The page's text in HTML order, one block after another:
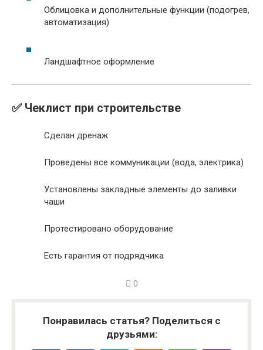
Облицовка и дополнительные функции (подогрев,
автоматизация)
Ландшафтное оформление
✅ Чеклист при строительстве
Сделан дренаж
Проведены все коммуникации (вода, электрика)
Установлены закладные элементы до заливки
чаши
Протестировано оборудование
Есть гарантия от подрядчика
0
Понравилась статья? Поделиться с
друзьями: